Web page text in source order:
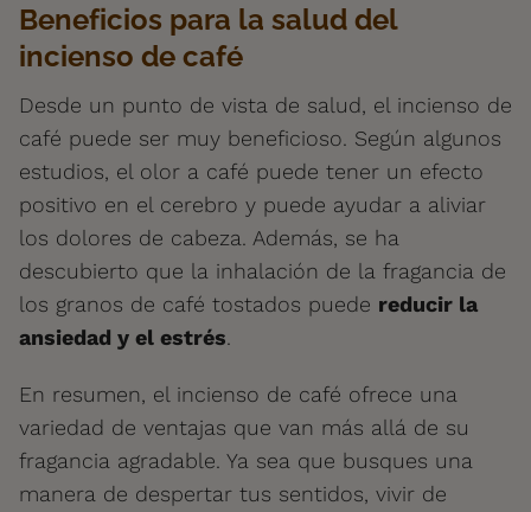
Beneficios para la salud del
incienso de café
Desde un punto de vista de salud, el incienso de
café puede ser muy beneficioso. Según algunos
estudios, el olor a café puede tener un efecto
positivo en el cerebro y puede ayudar a aliviar
los dolores de cabeza. Además, se ha
descubierto que la inhalación de la fragancia de
los granos de café tostados puede reducir la
ansiedad y el estrés.
En resumen, el incienso de café ofrece una
variedad de ventajas que van más allá de su
fragancia agradable. Ya sea que busques una
manera de despertar tus sentidos, vivir de